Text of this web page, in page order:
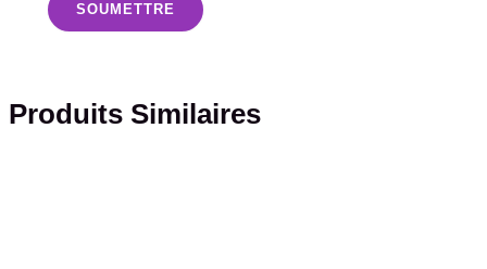
Produits Similaires